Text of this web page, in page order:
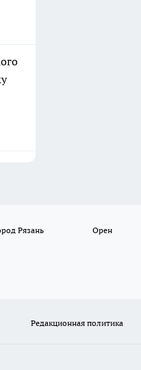
Рязань Орен
Редакционная политика